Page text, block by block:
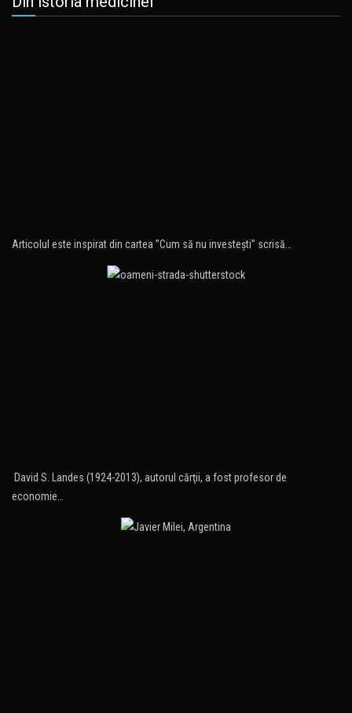
Articolul este inspirat din cartea ”Cum să nu investeşti” scrisă…
David S. Landes (1924-2013), autorul cărţii, a fost profesor de
economie…